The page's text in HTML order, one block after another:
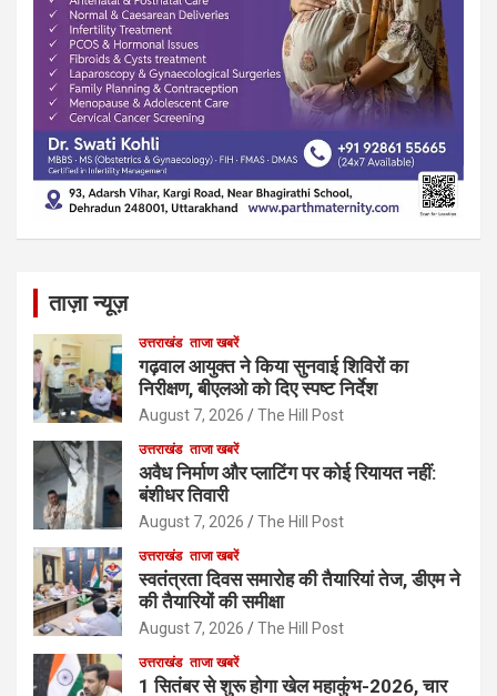
ताज़ा न्यूज़
उत्तराखंड ताजा खबरें
गढ़वाल आयुक्त ने किया सुनवाई शिविरों का
निरीक्षण, बीएलओ को दिए स्पष्ट निर्देश
August 7, 2026 The Hill Post
उत्तराखंड ताजा खबरें
अवैध निर्माण और प्लाटिंग पर कोई रियायत नहीं:
बंशीधर तिवारी
August 7, 2026 The Hill Post
उत्तराखंड ताजा खबरें
स्वतंत्रता दिवस समारोह की तैयारियां तेज, डीएम ने
की तैयारियों की समीक्षा
August 7, 2026 The Hill Post
उत्तराखंड ताजा खबरें
1 सितंबर से शुरू होगा खेल महाकुंभ-2026, चार